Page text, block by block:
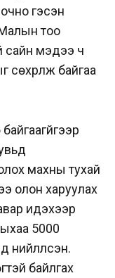
гэсэн
тоо
сайн мэдээ ч
байгаа
махны тухай
олон харуулах
идэхээр
5000
байлгах